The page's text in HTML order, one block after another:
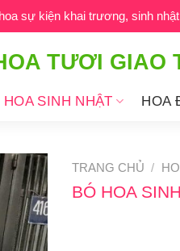
sự kiện khai trương, sinh
TƯƠI GIAO
HOA SINH NHẬT HOA
TRANG CHỦ /
BÓ HOA